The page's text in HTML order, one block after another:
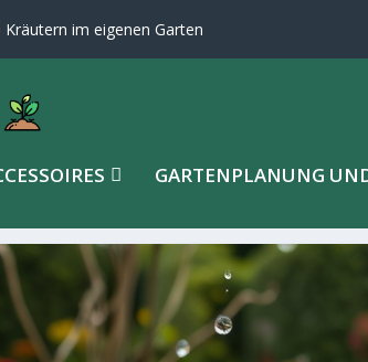
Kräutern im eigenen Garten
GARTENPLANUNG